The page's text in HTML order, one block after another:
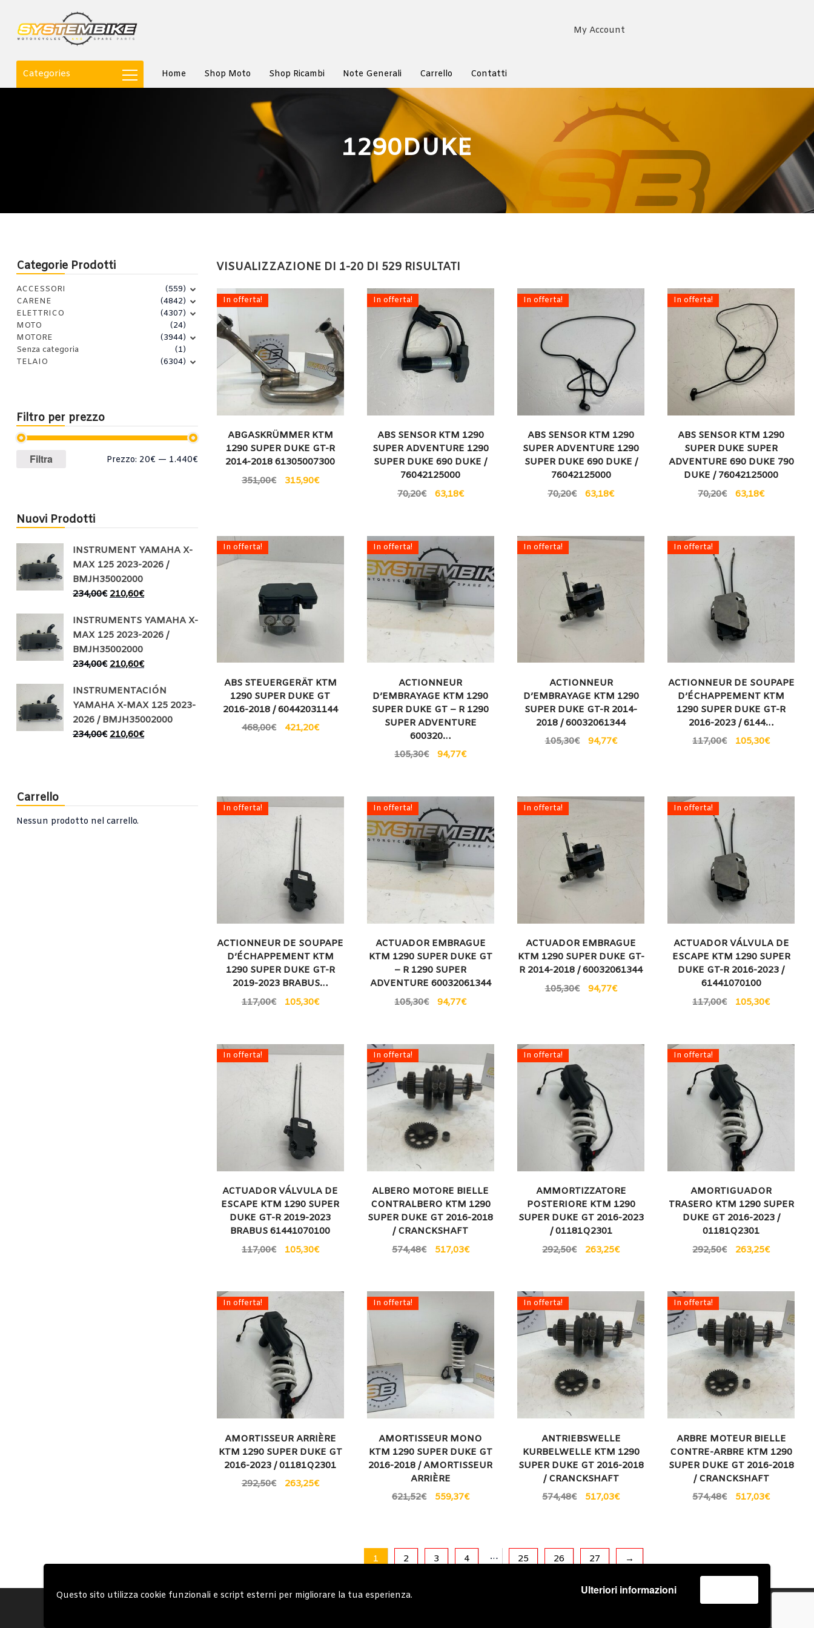
Questo sito utilizza cookie funzionali e script esterni per migliorare la tua esperienza. Ulteriori informazioni
My Account
Categories Home Shop Moto Shop Ricambi Note Generali Carrello Contatti
1290DUKE
Categorie Prodotti
ACCESSORI
(559)
CARENE
(4842)
ELETTRICO
(4307)
MOTO
(24)
MOTORE
(3944)
Senza categoria
(1)
TELAIO
(6304)
Filtro per prezzo
Prezzo
Prezzo
Filtra Prezzo: 20€ — 1.440€
Nuovi Prodotti
INSTRUMENT YAMAHA X-
MAX 125 2023-2026 /
BMJH35002000
234,00€ 210,60€
INSTRUMENTS YAMAHA X-
MAX 125 2023-2026 /
BMJH35002000
234,00€ 210,60€
INSTRUMENTACIÓN
YAMAHA X-MAX 125 2023-
2026 / BMJH35002000
234,00€ 210,60€
Carrello
Nessun prodotto nel carrello.
VISUALIZZAZIONE DI 1-20 DI 529 RISULTATI
In offerta!
ABGASKRÜMMER KTM
1290 SUPER DUKE GT-R
2014-2018 61305007300
351,00€ 315,90€
In offerta!
ABS SENSOR KTM 1290
SUPER ADVENTURE 1290
SUPER DUKE 690 DUKE /
76042125000
70,20€ 63,18€
In offerta!
ABS SENSOR KTM 1290
SUPER ADVENTURE 1290
SUPER DUKE 690 DUKE /
76042125000
70,20€ 63,18€
In offerta!
ABS SENSOR KTM 1290
SUPER DUKE SUPER
ADVENTURE 690 DUKE 790
DUKE / 76042125000
70,20€ 63,18€
In offerta!
ABS STEUERGERÄT KTM
1290 SUPER DUKE GT
2016-2018 / 60442031144
468,00€ 421,20€
In offerta!
ACTIONNEUR
D’EMBRAYAGE KTM 1290
SUPER DUKE GT – R 1290
SUPER ADVENTURE
600320…
105,30€ 94,77€
In offerta!
ACTIONNEUR
D’EMBRAYAGE KTM 1290
SUPER DUKE GT-R 2014-
2018 / 60032061344
105,30€ 94,77€
In offerta!
ACTIONNEUR DE SOUPAPE
D’ÉCHAPPEMENT KTM
1290 SUPER DUKE GT-R
2016-2023 / 6144…
117,00€ 105,30€
In offerta!
ACTIONNEUR DE SOUPAPE
D’ÉCHAPPEMENT KTM
1290 SUPER DUKE GT-R
2019-2023 BRABUS…
117,00€ 105,30€
In offerta!
ACTUADOR EMBRAGUE
KTM 1290 SUPER DUKE GT
– R 1290 SUPER
ADVENTURE 60032061344
105,30€ 94,77€
In offerta!
ACTUADOR EMBRAGUE
KTM 1290 SUPER DUKE GT-
R 2014-2018 / 60032061344
105,30€ 94,77€
In offerta!
ACTUADOR VÁLVULA DE
ESCAPE KTM 1290 SUPER
DUKE GT-R 2016-2023 /
61441070100
117,00€ 105,30€
In offerta!
ACTUADOR VÁLVULA DE
ESCAPE KTM 1290 SUPER
DUKE GT-R 2019-2023
BRABUS 61441070100
117,00€ 105,30€
In offerta!
ALBERO MOTORE BIELLE
CONTRALBERO KTM 1290
SUPER DUKE GT 2016-2018
/ CRANCKSHAFT
574,48€ 517,03€
In offerta!
AMMORTIZZATORE
POSTERIORE KTM 1290
SUPER DUKE GT 2016-2023
/ 01181Q2301
292,50€ 263,25€
In offerta!
AMORTIGUADOR
TRASERO KTM 1290 SUPER
DUKE GT 2016-2023 /
01181Q2301
292,50€ 263,25€
In offerta!
AMORTISSEUR ARRIÈRE
KTM 1290 SUPER DUKE GT
2016-2023 / 01181Q2301
292,50€ 263,25€
In offerta!
AMORTISSEUR MONO
KTM 1290 SUPER DUKE GT
2016-2018 / AMORTISSEUR
ARRIÈRE
621,52€ 559,37€
In offerta!
ANTRIEBSWELLE
KURBELWELLE KTM 1290
SUPER DUKE GT 2016-2018
/ CRANCKSHAFT
574,48€ 517,03€
In offerta!
ARBRE MOTEUR BIELLE
CONTRE-ARBRE KTM 1290
SUPER DUKE GT 2016-2018
/ CRANCKSHAFT
574,48€ 517,03€
1 2 3 4 … 25 26 27 →